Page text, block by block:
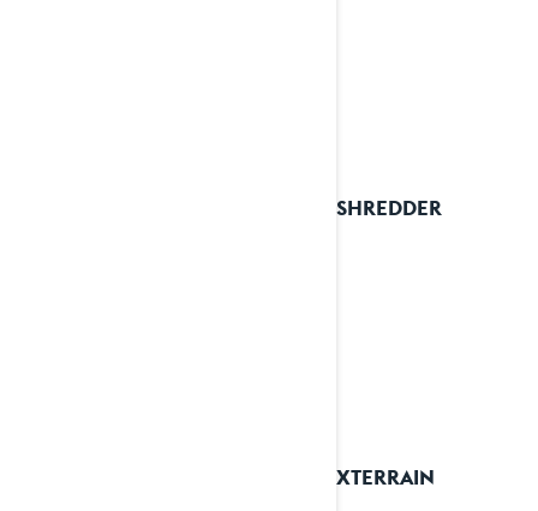
2023 SHREDDER
2023 XTERRAIN